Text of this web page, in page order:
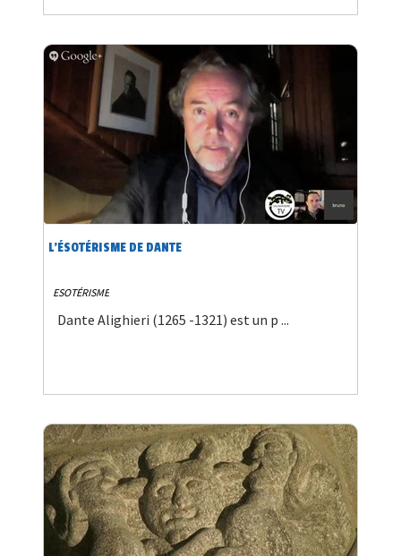
L’ÉSOTÉRISME DE DANTE
ESOTÉRISME
Dante Alighieri (1265 -1321) est un p ...